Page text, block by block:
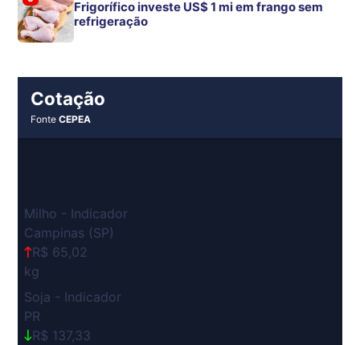
Frigorífico investe US$ 1 mi em frango sem
refrigeração
Cotação
FonteCEPEA
Milho - Indicador
Campinas (SP)
R$ 65,02
kg
Soja - Indicador
PR
R$ 137,33